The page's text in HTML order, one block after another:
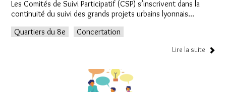
Les Comités de Suivi Participatif (CSP) s’inscrivent dans la
continuité du suivi des grands projets urbains lyonnais...
Quartiers du 8e
Concertation
Lire la suite